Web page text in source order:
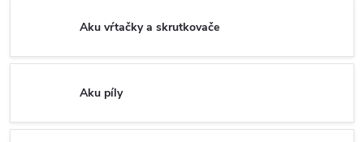
Aku vŕtačky a skrutkovače
Aku píly